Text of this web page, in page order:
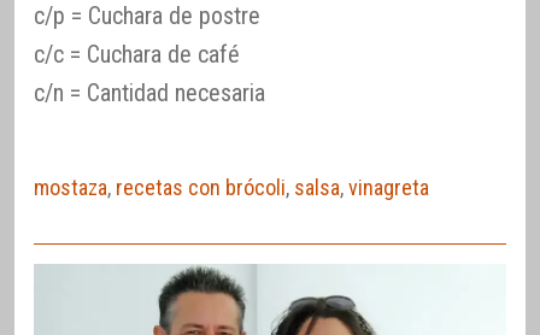
c/p = Cuchara de postre
c/c = Cuchara de café
c/n = Cantidad necesaria
mostaza, recetas con brócoli, salsa,vinagreta